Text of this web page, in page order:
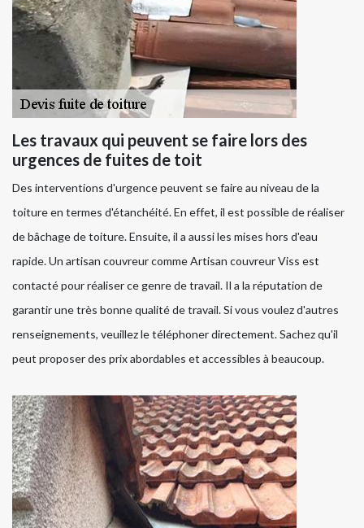
Les travaux qui peuvent se faire lors des
urgences de fuites de toit
Des interventions d'urgence peuvent se faire au niveau de la
toiture en termes d'étanchéité. En effet, il est possible de réaliser
de bâchage de toiture. Ensuite, il a aussi les mises hors d'eau
rapide. Un artisan couvreur comme Artisan couvreur Viss est
contacté pour réaliser ce genre de travail. Il a la réputation de
garantir une très bonne qualité de travail. Si vous voulez d'autres
renseignements, veuillez le téléphoner directement. Sachez qu'il
peut proposer des prix abordables et accessibles à beaucoup.